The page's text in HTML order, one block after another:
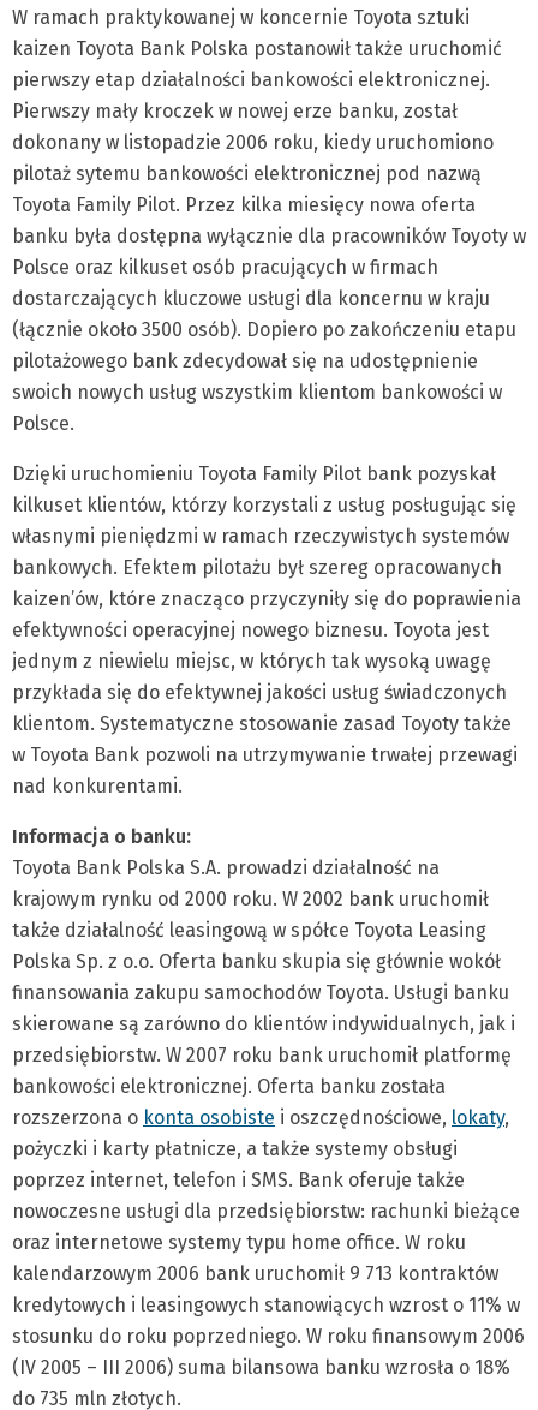
W ramach praktykowanej w koncernie Toyota sztuki
kaizen Toyota Bank Polska postanowił także uruchomić
pierwszy etap działalności bankowości elektronicznej.
Pierwszy mały kroczek w nowej erze banku, został
dokonany w listopadzie 2006 roku, kiedy uruchomiono
pilotaż sytemu bankowości elektronicznej pod nazwą
Toyota Family Pilot. Przez kilka miesięcy nowa oferta
banku była dostępna wyłącznie dla pracowników Toyoty w
Polsce oraz kilkuset osób pracujących w firmach
dostarczających kluczowe usługi dla koncernu w kraju
(łącznie około 3500 osób). Dopiero po zakończeniu etapu
pilotażowego bank zdecydował się na udostępnienie
swoich nowych usług wszystkim klientom bankowości w
Polsce.
Dzięki uruchomieniu Toyota Family Pilot bank pozyskał
kilkuset klientów, którzy korzystali z usług posługując się
własnymi pieniędzmi w ramach rzeczywistych systemów
bankowych. Efektem pilotażu był szereg opracowanych
kaizen’ów, które znacząco przyczyniły się do poprawienia
efektywności operacyjnej nowego biznesu. Toyota jest
jednym z niewielu miejsc, w których tak wysoką uwagę
przykłada się do efektywnej jakości usług świadczonych
klientom. Systematyczne stosowanie zasad Toyoty także
w Toyota Bank pozwoli na utrzymywanie trwałej przewagi
nad konkurentami.
Informacja o banku:
Toyota Bank Polska S.A. prowadzi działalność na
krajowym rynku od 2000 roku. W 2002 bank uruchomił
także działalność leasingową w spółce Toyota Leasing
Polska Sp. z o.o. Oferta banku skupia się głównie wokół
finansowania zakupu samochodów Toyota. Usługi banku
skierowane są zarówno do klientów indywidualnych, jak i
przedsiębiorstw. W 2007 roku bank uruchomił platformę
bankowości elektronicznej. Oferta banku została
rozszerzona o konta osobiste i oszczędnościowe, lokaty,
pożyczki i karty płatnicze, a także systemy obsługi
poprzez internet, telefon i SMS. Bank oferuje także
nowoczesne usługi dla przedsiębiorstw: rachunki bieżące
oraz internetowe systemy typu home office. W roku
kalendarzowym 2006 bank uruchomił 9 713 kontraktów
kredytowych i leasingowych stanowiących wzrost o 11% w
stosunku do roku poprzedniego. W roku finansowym 2006
(IV 2005 – III 2006) suma bilansowa banku wzrosła o 18%
do 735 mln złotych.